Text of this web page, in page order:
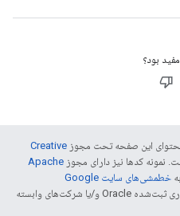
بود؟
این صفحه تحت مجوز Creative
نمونه کدها نیز دارای مجوز Apache
خطمشی‌های سایت Google
مراجعه کنید. جاوا علامت تجاری ثبت‌شده Oracle و/یا شرکت‌های وابسته